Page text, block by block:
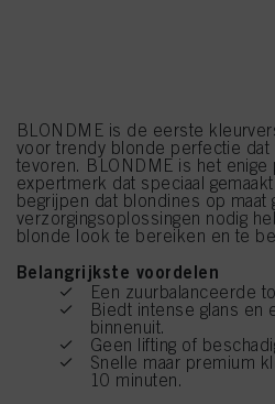
BLONDME is de eerste
voor trendy blonde perfectie dat
tevoren. BLONDME is het
expertmerk dat speciaal
begrijpen dat blondines op maat
verzorgingsoplossingen nodig
blonde look te bereiken en te
Belangrijkste voordelen
Een zuurbalanceerde
Biedt intense glans en
binnenuit.
Geen lifting of
Snelle maar premium
10 minuten.